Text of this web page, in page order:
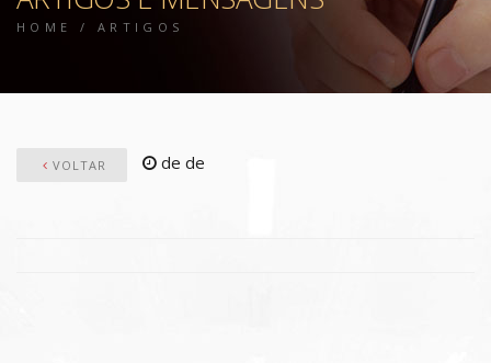
HOME / ARTIGOS
VOLTAR de de